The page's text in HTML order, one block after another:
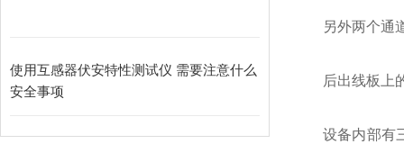
使用互感器伏安特性测试仪 需要注意什么
安全事项
另外两个通
后出线板上
设备内部有